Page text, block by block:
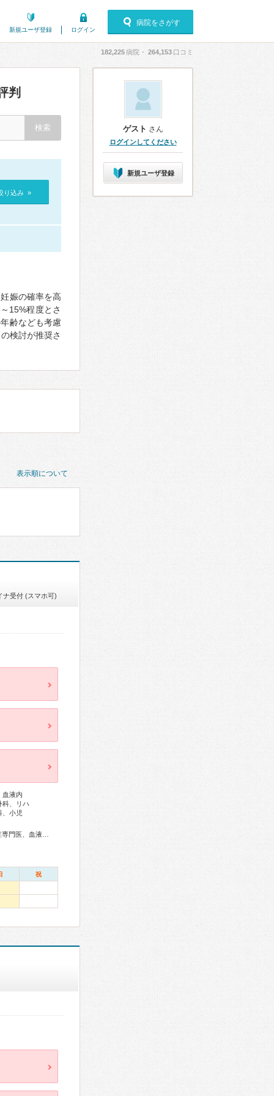
新規ユーザ登録 ログイン
病院をさがす
182,225病院・ 264,153 口コミ
判
り込み »
娠の確率を高
15%程度とさ
齢なども考慮
検討が推奨さ
表示順について
ナ受付 (スマホ可)
血液内
科、リハ
小児
祝
ゲスト さん
ログインしてください
新規ユーザ登録